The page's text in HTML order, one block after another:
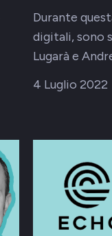
Durante
digitali, sono
Lugarà e
4 Luglio 2022